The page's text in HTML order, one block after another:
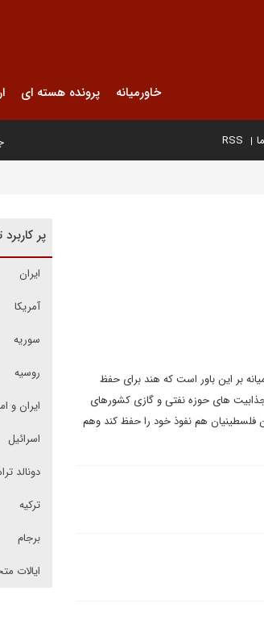
خاورمیانه پرونده هسته ای
RSS
بر این باور است که هند برای حفظ
های حوزه نفتی و گازی کشورهای
فلسطینیان هم نفوذ خود را حفظ کند وهم
پر
ایران
آمریکا
سوریه
روسیه
ایران و
اسرائیل
دونالد
ترکیه
برجام
ایالات